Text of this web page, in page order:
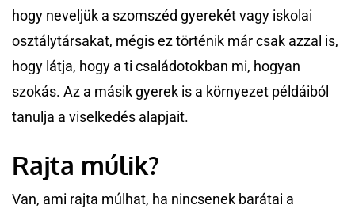
hogy neveljük a szomszéd gyerekét vagy iskolai
osztálytársakat, mégis ez történik már csak azzal is,
hogy látja, hogy a ti családotokban mi, hogyan
szokás. Az a másik gyerek is a környezet példáiból
tanulja a viselkedés alapjait.
Rajta múlik?
Van, ami rajta múlhat, ha nincsenek barátai a